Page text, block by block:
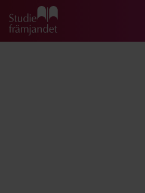
Gå till studiefrämjandets startsida